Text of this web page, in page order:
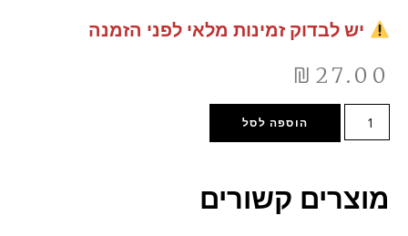
יש לבדוק זמינות מלאי לפני הזמנה
₪ 27.00
הוספה לסל
מוצרים קשורים